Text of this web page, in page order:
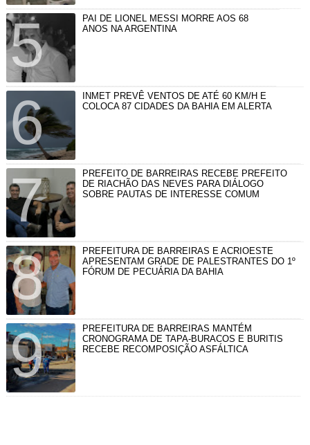
PAI DE LIONEL MESSI MORRE AOS 68
ANOS NA ARGENTINA
INMET PREVÊ VENTOS DE ATÉ 60 KM/H E
COLOCA 87 CIDADES DA BAHIA EM ALERTA
PREFEITO DE BARREIRAS RECEBE PREFEITO
DE RIACHÃO DAS NEVES PARA DIÁLOGO
SOBRE PAUTAS DE INTERESSE COMUM
PREFEITURA DE BARREIRAS E ACRIOESTE
APRESENTAM GRADE DE PALESTRANTES DO 1º
FÓRUM DE PECUÁRIA DA BAHIA
PREFEITURA DE BARREIRAS MANTÉM
CRONOGRAMA DE TAPA-BURACOS E BURITIS
RECEBE RECOMPOSIÇÃO ASFÁLTICA